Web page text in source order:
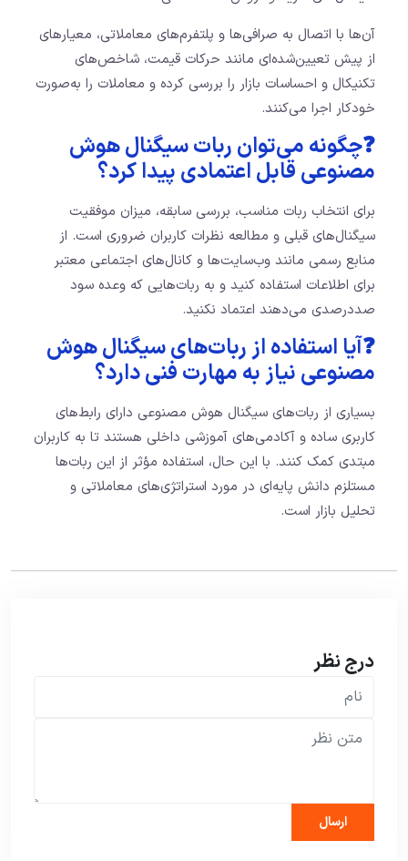
آن‌ها با اتصال به صرافی‌ها و پلتفرم‌های معاملاتی، معیارهای
از پیش تعیین‌شده‌ای مانند حرکات قیمت، شاخص‌های
تکنیکال و احساسات بازار را بررسی کرده و معاملات را به‌صورت
خودکار اجرا می‌کنند.
❓چگونه می‌توان ربات سیگنال هوش
مصنوعی قابل اعتمادی پیدا کرد؟
برای انتخاب ربات مناسب، بررسی سابقه، میزان موفقیت
سیگنال‌های قبلی و مطالعه نظرات کاربران ضروری است. از
منابع رسمی مانند وب‌سایت‌ها و کانال‌های اجتماعی معتبر
برای اطلاعات استفاده کنید و به ربات‌هایی که وعده سود
صددرصدی می‌دهند اعتماد نکنید.
❓آیا استفاده از ربات‌های سیگنال هوش
مصنوعی نیاز به مهارت فنی دارد؟
بسیاری از ربات‌های سیگنال هوش مصنوعی دارای رابط‌های
کاربری ساده و آکادمی‌های آموزشی داخلی هستند تا به کاربران
مبتدی کمک کنند. با این حال، استفاده مؤثر از این ربات‌ها
مستلزم دانش پایه‌ای در مورد استراتژی‌های معاملاتی و
تحلیل بازار است.
درج نظر